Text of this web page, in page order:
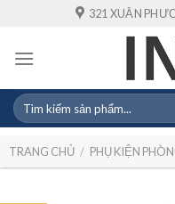
content
321 XUÂN
Tìm
kiếm:
TRANG CHỦ / PHỤ KIỆN